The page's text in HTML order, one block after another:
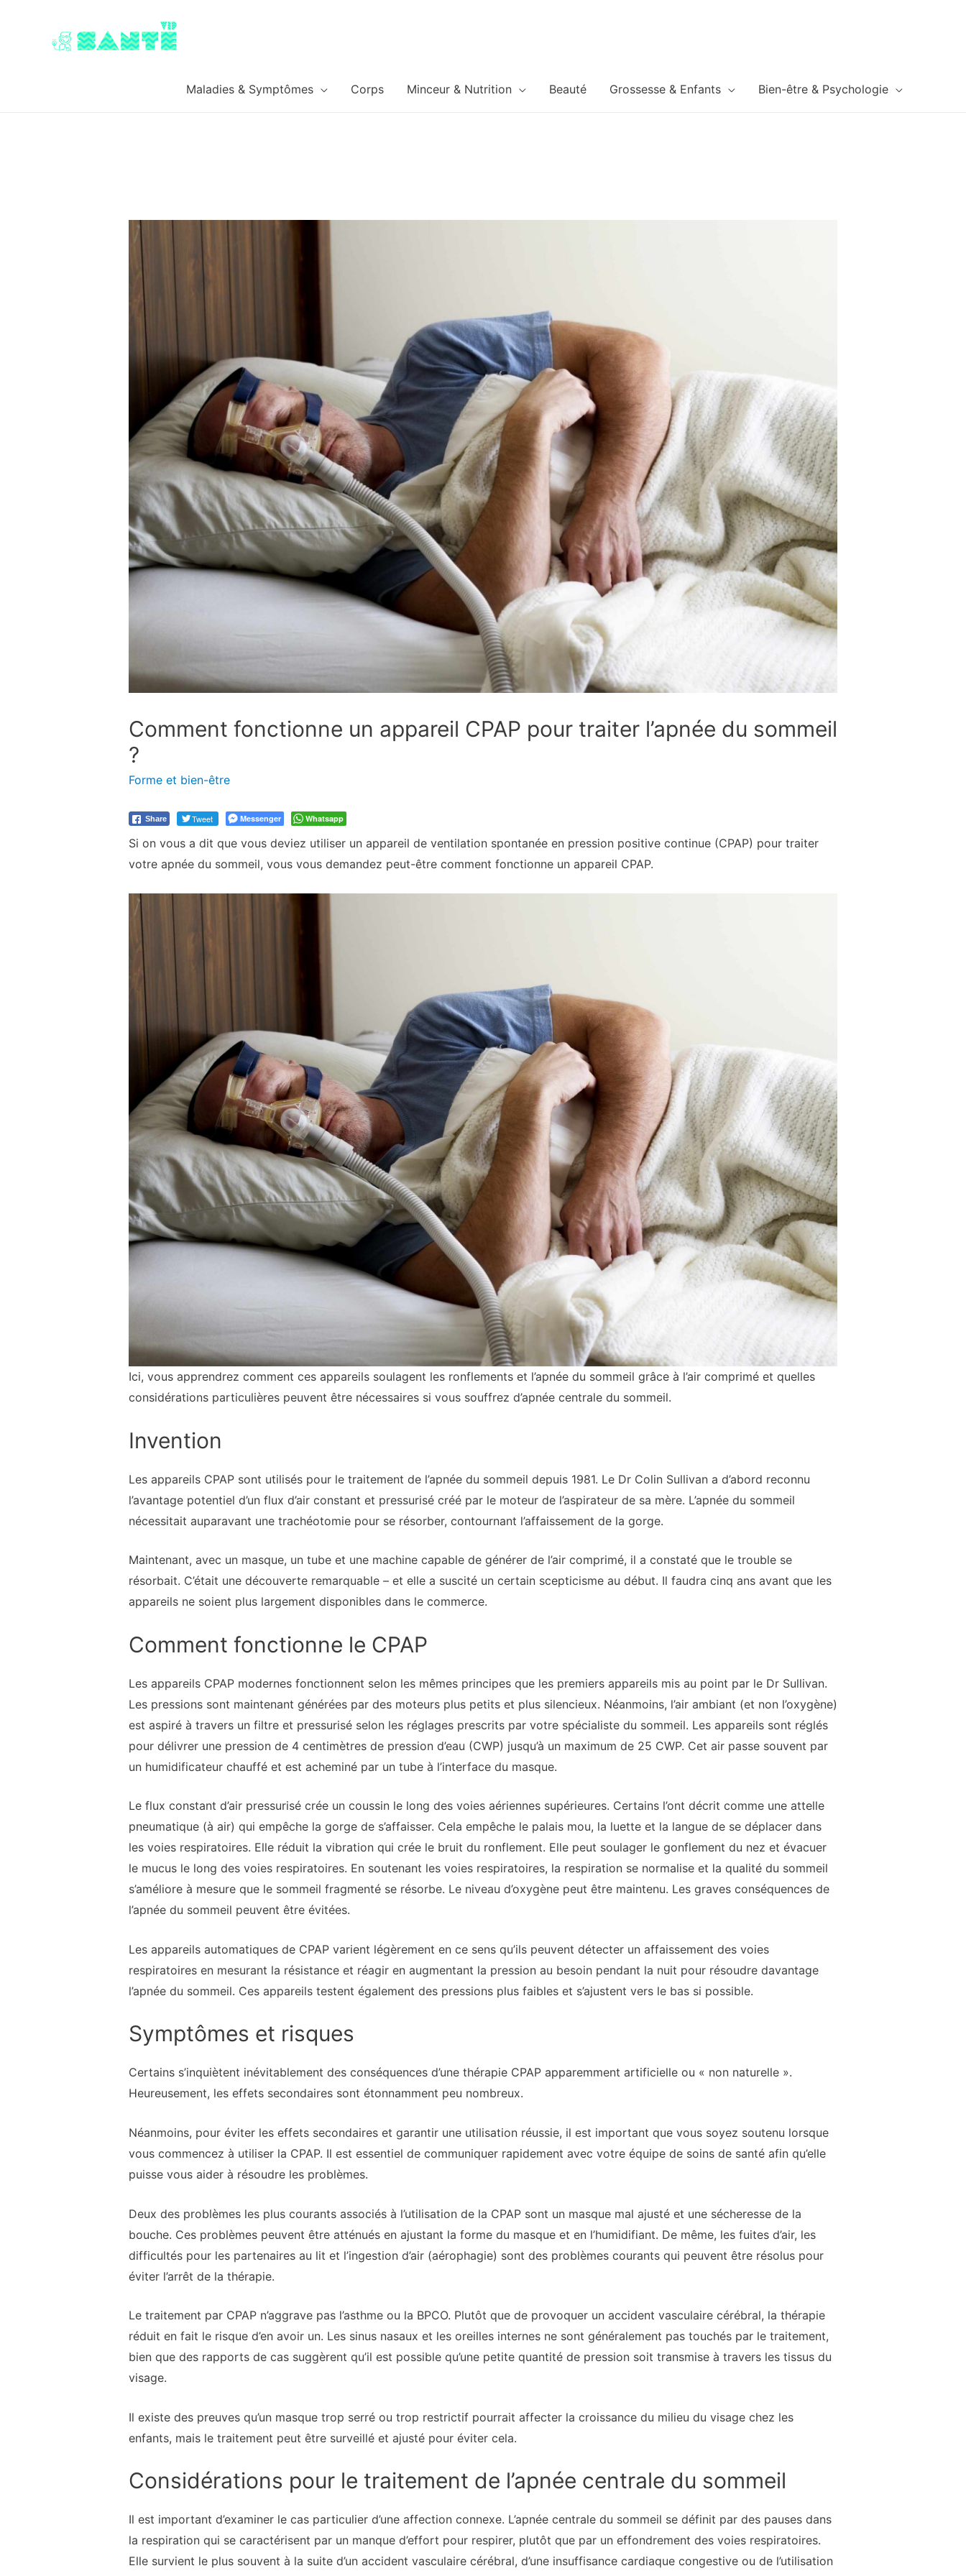
Maladies & Symptômes Corps Minceur & Nutrition Beauté Grossesse & Enfants Bien-être & Psychologie
Comment fonctionne un appareil CPAP pour traiter l’apnée du sommeil
?
Forme et bien-être
Share Tweet Messenger Whatsapp
Si on vous a dit que vous deviez utiliser un appareil de ventilation spontanée en pression positive continue (CPAP) pour traiter
votre apnée du sommeil, vous vous demandez peut-être comment fonctionne un appareil CPAP.
Ici, vous apprendrez comment ces appareils soulagent les ronflements et l’apnée du sommeil grâce à l’air comprimé et quelles
considérations particulières peuvent être nécessaires si vous souffrez d’apnée centrale du sommeil.
Invention
Les appareils CPAP sont utilisés pour le traitement de l’apnée du sommeil depuis 1981. Le Dr Colin Sullivan a d’abord reconnu
l’avantage potentiel d’un flux d’air constant et pressurisé créé par le moteur de l’aspirateur de sa mère. L’apnée du sommeil
nécessitait auparavant une trachéotomie pour se résorber, contournant l’affaissement de la gorge.
Maintenant, avec un masque, un tube et une machine capable de générer de l’air comprimé, il a constaté que le trouble se
résorbait. C’était une découverte remarquable – et elle a suscité un certain scepticisme au début. Il faudra cinq ans avant que les
appareils ne soient plus largement disponibles dans le commerce.
Comment fonctionne le CPAP
Les appareils CPAP modernes fonctionnent selon les mêmes principes que les premiers appareils mis au point par le Dr Sullivan.
Les pressions sont maintenant générées par des moteurs plus petits et plus silencieux. Néanmoins, l’air ambiant (et non l’oxygène)
est aspiré à travers un filtre et pressurisé selon les réglages prescrits par votre spécialiste du sommeil. Les appareils sont réglés
pour délivrer une pression de 4 centimètres de pression d’eau (CWP) jusqu’à un maximum de 25 CWP. Cet air passe souvent par
un humidificateur chauffé et est acheminé par un tube à l’interface du masque.
Le flux constant d’air pressurisé crée un coussin le long des voies aériennes supérieures. Certains l’ont décrit comme une attelle
pneumatique (à air) qui empêche la gorge de s’affaisser. Cela empêche le palais mou, la luette et la langue de se déplacer dans
les voies respiratoires. Elle réduit la vibration qui crée le bruit du ronflement. Elle peut soulager le gonflement du nez et évacuer
le mucus le long des voies respiratoires. En soutenant les voies respiratoires, la respiration se normalise et la qualité du sommeil
s’améliore à mesure que le sommeil fragmenté se résorbe. Le niveau d’oxygène peut être maintenu. Les graves conséquences de
l’apnée du sommeil peuvent être évitées.
Les appareils automatiques de CPAP varient légèrement en ce sens qu’ils peuvent détecter un affaissement des voies
respiratoires en mesurant la résistance et réagir en augmentant la pression au besoin pendant la nuit pour résoudre davantage
l’apnée du sommeil. Ces appareils testent également des pressions plus faibles et s’ajustent vers le bas si possible.
Symptômes et risques
Certains s’inquiètent inévitablement des conséquences d’une thérapie CPAP apparemment artificielle ou « non naturelle ».
Heureusement, les effets secondaires sont étonnamment peu nombreux.
Néanmoins, pour éviter les effets secondaires et garantir une utilisation réussie, il est important que vous soyez soutenu lorsque
vous commencez à utiliser la CPAP. Il est essentiel de communiquer rapidement avec votre équipe de soins de santé afin qu’elle
puisse vous aider à résoudre les problèmes.
Deux des problèmes les plus courants associés à l’utilisation de la CPAP sont un masque mal ajusté et une sécheresse de la
bouche. Ces problèmes peuvent être atténués en ajustant la forme du masque et en l’humidifiant. De même, les fuites d’air, les
difficultés pour les partenaires au lit et l’ingestion d’air (aérophagie) sont des problèmes courants qui peuvent être résolus pour
éviter l’arrêt de la thérapie.
Le traitement par CPAP n’aggrave pas l’asthme ou la BPCO. Plutôt que de provoquer un accident vasculaire cérébral, la thérapie
réduit en fait le risque d’en avoir un. Les sinus nasaux et les oreilles internes ne sont généralement pas touchés par le traitement,
bien que des rapports de cas suggèrent qu’il est possible qu’une petite quantité de pression soit transmise à travers les tissus du
visage.
Il existe des preuves qu’un masque trop serré ou trop restrictif pourrait affecter la croissance du milieu du visage chez les
enfants, mais le traitement peut être surveillé et ajusté pour éviter cela.
Considérations pour le traitement de l’apnée centrale du sommeil
Il est important d’examiner le cas particulier d’une affection connexe. L’apnée centrale du sommeil se définit par des pauses dans
la respiration qui se caractérisent par un manque d’effort pour respirer, plutôt que par un effondrement des voies respiratoires.
Elle survient le plus souvent à la suite d’un accident vasculaire cérébral, d’une insuffisance cardiaque congestive ou de l’utilisation